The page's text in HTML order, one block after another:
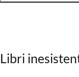
Libri